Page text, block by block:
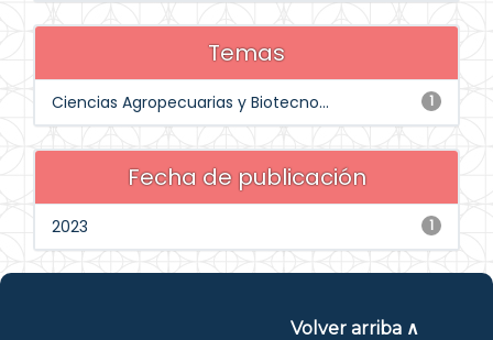
Temas
1
Ciencias Agropecuarias y Biotecno...
Fecha de publicación
1
2023
Volver arriba ∧